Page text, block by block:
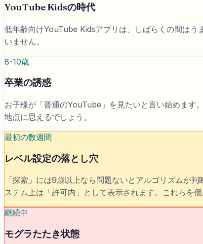
YouTube Kidsの時代
低年齢向けYouTube Kidsアプリは、しばらくの間は
いません。
8-10歳
卒業の誘惑
お子様が「普通のYouTube」を見たいと言い始めます
地点に思えるでしょう。
最初の数週間
レベル設定の落とし穴
「探索」には9歳以上なら問題ないとアルゴリズムが
ステム上は「許可内」として表示されます。これらを
継続中
モグラたたき状態